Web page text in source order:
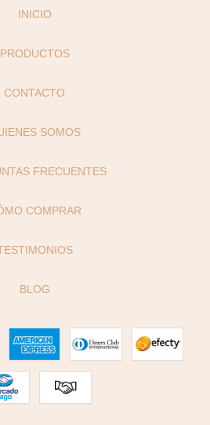
INICIO
PRODUCTOS
CONTACTO
SOMOS
FRECUENTES
COMPRAR
BLOG